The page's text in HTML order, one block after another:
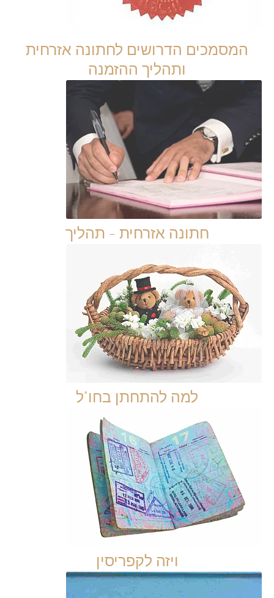
המסמכים הדרושים לחתונה אזרחית
ותהליך ההזמנה
חתונה אזרחית - תהליך
למה להתחתן בחו"ל
ויזה לקפריסין